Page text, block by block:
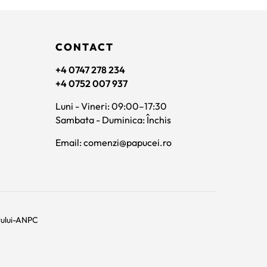
CONTACT
+4 0747 278 234
+4 0752 007 937
Luni - Vineri: 09:00–17:30
Sambata - Duminica: Închis
Email: comenzi@papucei.ro
ANPC